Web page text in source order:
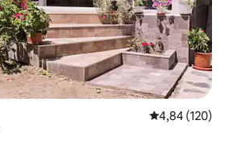
4,84 av 5 i
4,84 (120)